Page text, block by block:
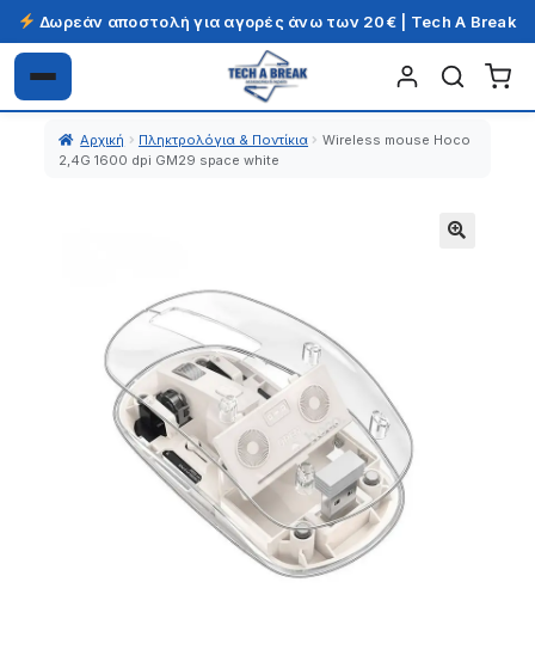
Δωρεάν αποστολή για αγορές άνω των 20€ | Tech A Break
Απευθείας
μετάβαση
πλοήγηση
Μετάβαση
σε
περιεχόμενο
Αρχική Πληκτρολόγια & Ποντίκια
Wireless mouse Hoco
2,4G 1600 dpi GM29 space white